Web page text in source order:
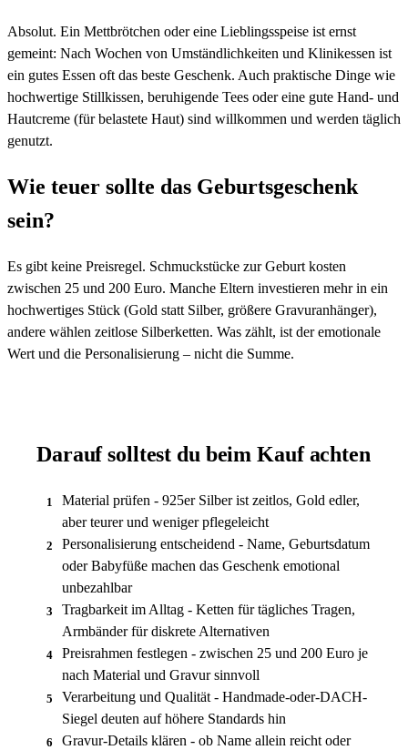
Absolut. Ein Mettbrötchen oder eine Lieblingsspeise ist ernst
gemeint: Nach Wochen von Umständlichkeiten und Klinikessen ist
ein gutes Essen oft das beste Geschenk. Auch praktische Dinge wie
hochwertige Stillkissen, beruhigende Tees oder eine gute Hand- und
Hautcreme (für belastete Haut) sind willkommen und werden täglich
genutzt.
Wie teuer sollte das Geburtsgeschenk
sein?
Es gibt keine Preisregel. Schmuckstücke zur Geburt kosten
zwischen 25 und 200 Euro. Manche Eltern investieren mehr in ein
hochwertiges Stück (Gold statt Silber, größere Gravuranhänger),
andere wählen zeitlose Silberketten. Was zählt, ist der emotionale
Wert und die Personalisierung – nicht die Summe.
Darauf solltest du beim Kauf achten
1
Material prüfen - 925er Silber ist zeitlos, Gold edler,
aber teurer und weniger pflegeleicht
2
Personalisierung entscheidend - Name, Geburtsdatum
oder Babyfüße machen das Geschenk emotional
unbezahlbar
3
Tragbarkeit im Alltag - Ketten für tägliches Tragen,
Armbänder für diskrete Alternativen
4
Preisrahmen festlegen - zwischen 25 und 200 Euro je
nach Material und Gravur sinnvoll
5
Verarbeitung und Qualität - Handmade-oder-DACH-
Siegel deuten auf höhere Standards hin
6
Gravur-Details klären - ob Name allein reicht oder